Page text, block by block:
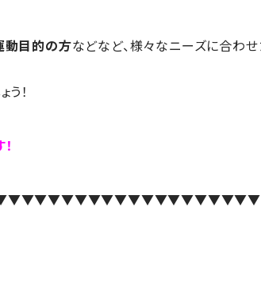
動目的の方などなど、様々なニーズに合わ
！